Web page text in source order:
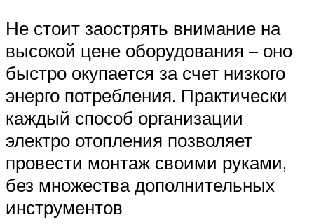
Не стоит заострять внимание на
высокой цене оборудования – оно
быстро окупается за счет низкого
энерго потребления. Практически
каждый способ организации
электро отопления позволяет
провести монтаж своими руками,
без множества дополнительных
инструментов